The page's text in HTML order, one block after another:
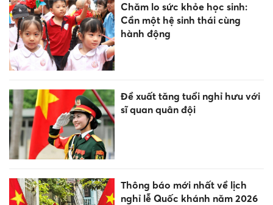
Chăm lo sức khỏe học sinh:
Cần một hệ sinh thái cùng
hành động
Đề xuất tăng tuổi nghỉ hưu với
sĩ quan quân đội
Thông báo mới nhất về lịch
nghỉ lễ Quốc khánh năm 2026